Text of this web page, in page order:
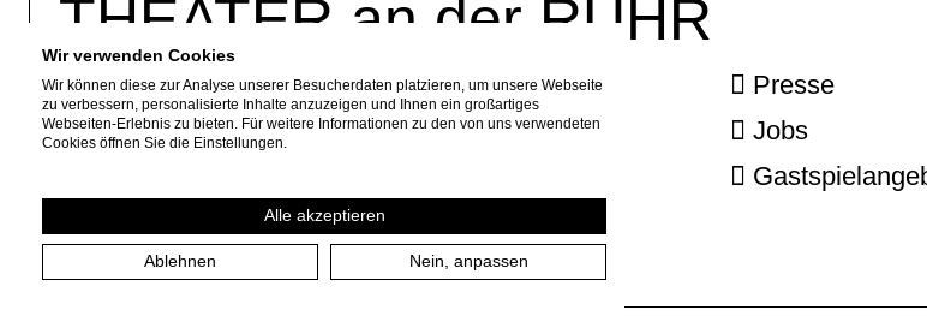
THEATER an der RUHR
Akazienallee 61
45478 Mülheim a. d. Ruhr
info [​at​] theateranderruhr.de
Facebook
Instagram
Presse
Jobs
Impressum Datenschutzerklärung Cookie-Einstellungen
Wir verwenden Cookies
Wir können diese zur Analyse unserer Besucherdaten platzieren, um unsere Webseite
zu verbessern, personalisierte Inhalte anzuzeigen und Ihnen ein großartiges
Webseiten-Erlebnis zu bieten. Für weitere Informationen zu den von uns verwendeten
Cookies öffnen Sie die Einstellungen.
Alle akzeptieren
Ablehnen Nein, anpassen